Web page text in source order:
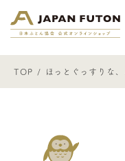
TOP ほっとぐっすりな